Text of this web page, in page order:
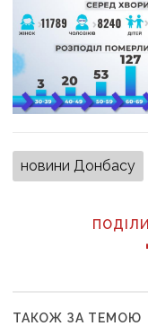
новини Донбасу
ТАКОЖ ЗА ТЕМОЮ